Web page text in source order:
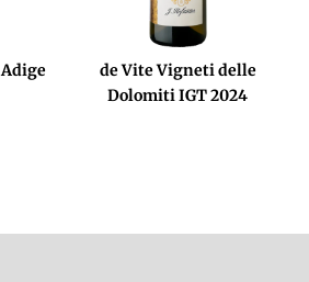
Adige
de Vite Vigneti delle
Dolomiti IGT 2024